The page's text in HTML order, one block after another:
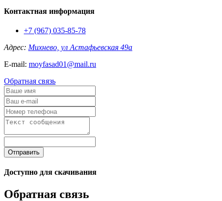
Контактная информация
+7 (967) 035-85-78
Адрес: Михнево, ул Астафьевская 49а
E-mail: moyfasad01@mail.ru
Обратная связь
Отправить
Доступно для скачивания
Обратная связь